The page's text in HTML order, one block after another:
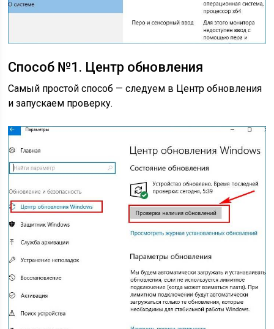
Способ №1. Центр обновления
Самый простой способ — следуем в Центр обновления
и запускаем проверку.